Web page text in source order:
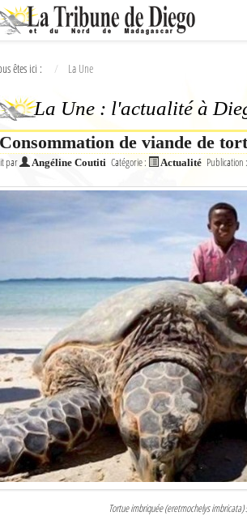
Ok
êtes ici : La Une
La Une : l'actualité à
Consommation de viande de
par Angéline Coutiti Catégorie : Actualité
Tortue imbriquée (eretmochelys